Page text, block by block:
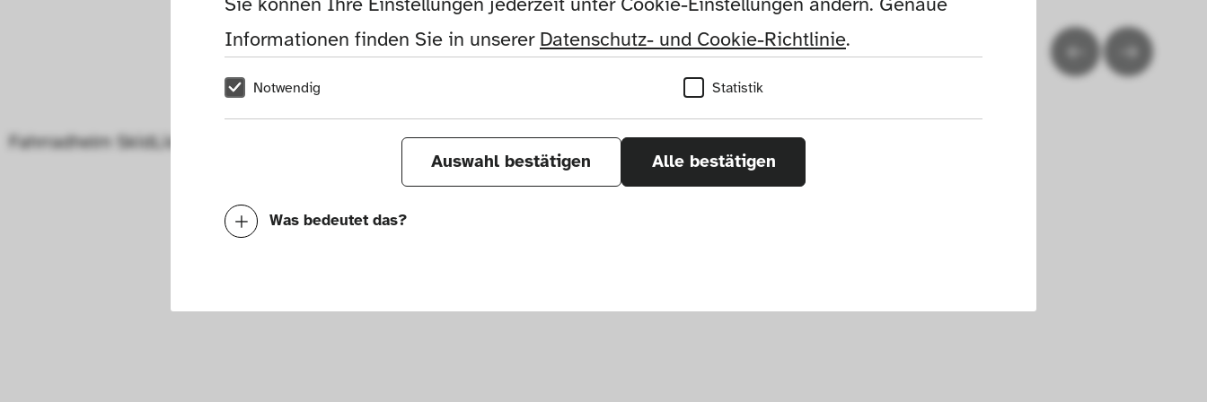
Informationen finden Sie in unserer Datenschutz- und Cookie-Richtlinie.
Notwendig Statistik
Auswahl bestätigen Alle bestätigen
Was bedeutet das?
Fahrradhelm SkidLid